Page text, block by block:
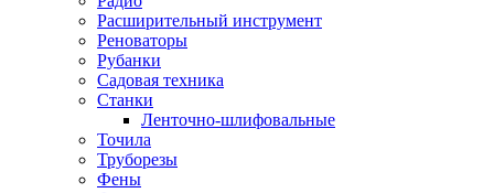
Расширительный инструмент
Реноваторы
Рубанки
Садовая техника
Станки
Ленточно-шлифовальные
Точила
Труборезы
Фены